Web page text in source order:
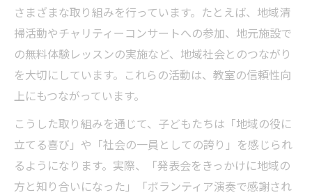
さまざまな取り組みを行っています。たとえば、地域清
掃活動やチャリティーコンサートへの参加、地元施設で
の無料体験レッスンの実施など、地域社会とのつながり
を大切にしています。これらの活動は、教室の信頼性向
上にもつながっています。
こうした取り組みを通じて、子どもたちは「地域の役に
立てる喜び」や「社会の一員としての誇り」を感じられ
るようになります。実際、「発表会をきっかけに地域の
方と知り合いになった」「ボランティア演奏で感謝され